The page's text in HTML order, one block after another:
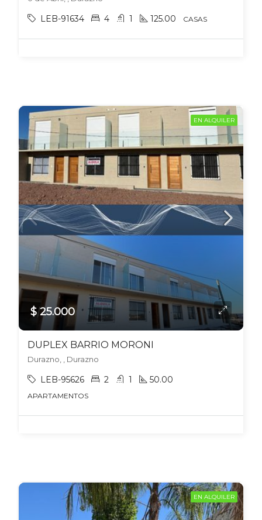
LEB-91634 4 1 125.00 CASAS
EN ALQUILER
$ 25.000
DUPLEX BARRIO MORONI
Durazno, , Durazno
LEB-95626 2 1 50.00
APARTAMENTOS
EN ALQUILER